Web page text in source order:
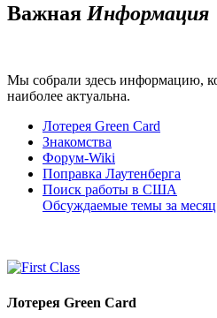
Важная Информация
Мы собрали здесь информацию,
наиболее актуальна.
Лотерея Green Card
Знакомства
Форум-Wiki
Поправка Лаутенберга
Поиск работы в США
Обсуждаемые темы за месяц
Лотерея Green Card